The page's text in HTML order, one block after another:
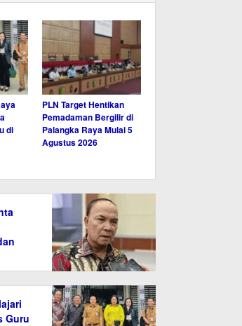
di
PLN Target Hentikan
Pemadaman Bergilir di
Palangka Raya Mulai 5
Agustus 2026
Guru